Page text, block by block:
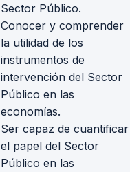
Sector Público.
Conocer y comprender
la utilidad de los
instrumentos de
intervención del Sector
Público en las
economías.
Ser capaz de cuantificar
el papel del Sector
Público en las